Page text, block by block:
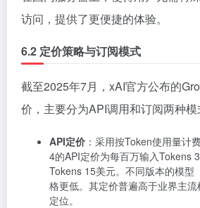
访问，提供了更便捷的体验。
6.2 定价策略与订阅模式
截至2025年7月，xAI官方公布的
价，主要分为API调用和订阅两种模
API定价 ：采用按Token使用量计
4的API定价为每百万输入Tokens
Tokens 15美元。不同版本的模型
格更低。其定价普遍高于业界主
定位。